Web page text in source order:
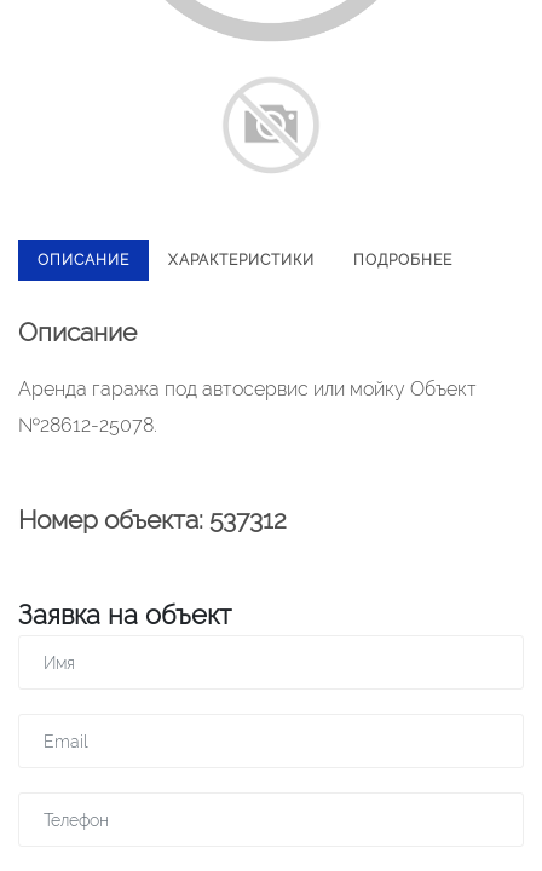
ОПИСАНИЕ ХАРАКТЕРИСТИКИ ПОДРОБНЕЕ
Описание
Аренда гаража под автосервис или мойку Объект
№28612-25078.
Номер объекта: 537312
Заявка на объект